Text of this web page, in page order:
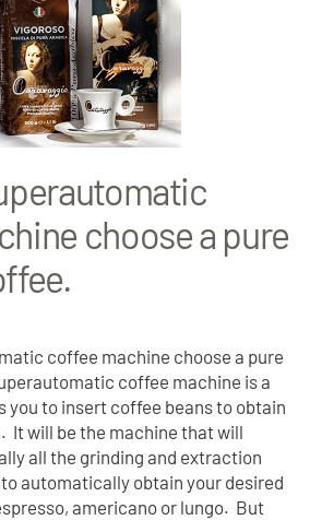
choose a pure
coffee machine choose a pure
coffee machine is a
you to insert coffee beans to obtain
It will be the machine that will
all the grinding and extraction
automatically obtain your desired
americano or lungo. But